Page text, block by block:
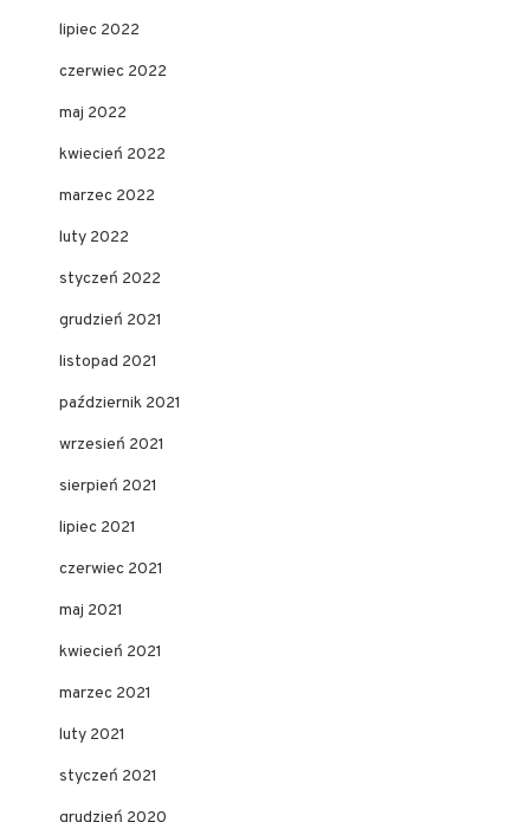
lipiec 2022
czerwiec 2022
maj 2022
kwiecień 2022
marzec 2022
luty 2022
styczeń 2022
grudzień 2021
listopad 2021
październik 2021
wrzesień 2021
sierpień 2021
lipiec 2021
czerwiec 2021
maj 2021
kwiecień 2021
marzec 2021
luty 2021
styczeń 2021
grudzień 2020